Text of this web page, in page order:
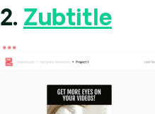
2. Zubtitle